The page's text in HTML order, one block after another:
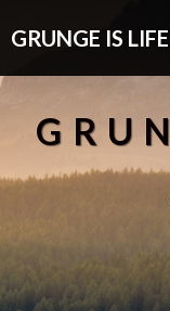
GRUNGE IS LIFE